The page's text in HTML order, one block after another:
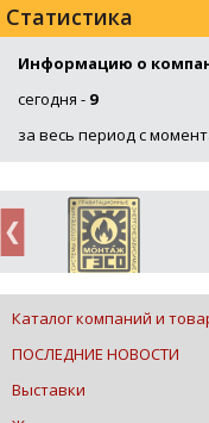
Статистика
Информацию о
сегодня - 9
за весь период с
Каталог компаний и
ПОСЛЕДНИЕ НОВОСТИ
Выставки